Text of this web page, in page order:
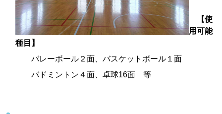
【使
用可能
種目】
バレーボール２面、バスケットボール１面
バドミントン４面、卓球16面 等